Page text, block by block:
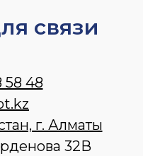
связи
58 48
г. Алматы
32В